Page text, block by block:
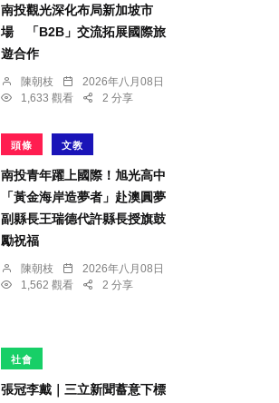
南投觀光深化布局新加坡市
場 「B2B」交流拓展國際旅
遊合作
陳朝枝
2026年八月08日
1,633 觀看
2 分享
頭條 文教
南投青年躍上國際！旭光高中
「黃金海岸造夢者」赴澳圓夢
副縣長王瑞德代許縣長授旗鼓
勵祝福
陳朝枝
2026年八月08日
1,562 觀看
2 分享
社會
張冠李戴｜三立新聞蓄意下標